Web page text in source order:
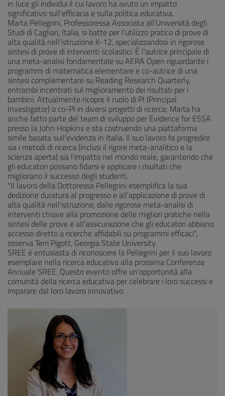
in luce gli individui il cui lavoro ha avuto un impatto
significativo sull'efficacia e sulla politica educativa.
Marta Pellegrini, Professoressa Associata all'Università degli
Studi di Cagliari, Italia, si batte per l'utilizzo pratico di prove di
alta qualità nell'istruzione K-12, specializzandosi in rigorose
sintesi di prove di interventi scolastici. È l'autrice principale di
una meta-analisi fondamentale su AERA Open riguardante i
programmi di matematica elementare e co-autrice di una
sintesi complementare su Reading Research Quarterly,
entrambi incentrati sul miglioramento dei risultati per i
bambini. Attualmente ricopre il ruolo di PI (Principal
Investigator) o co-PI in diversi progetti di ricerca; Marta ha
anche fatto parte del team di sviluppo per Evidence for ESSA
presso la John Hopkins e sta costruendo una piattaforma
simile basata sull'evidenza in Italia. Il suo lavoro fa progredire
sia i metodi di ricerca (inclusi il rigore meta-analitico e la
scienza aperta) sia l'impatto nel mondo reale, garantendo che
gli educatori possano fidarsi e applicare i risultati che
migliorano il successo degli studenti.
"Il lavoro della Dottoressa Pellegrini esemplifica la sua
dedizione duratura al progresso e all'applicazione di prove di
alta qualità nell'istruzione, dalle rigorose meta-analisi di
interventi chiave alla promozione delle migliori pratiche nella
sintesi delle prove e all'assicurazione che gli educatori abbiano
accesso diretto a ricerche affidabili su programmi efficaci",
osserva Terri Pigott, Georgia State University.
SREE è entusiasta di riconoscere la Pellegrini per il suo lavoro
esemplare nella ricerca educativa alla prossima Conferenza
Annuale SREE. Questo evento offre un'opportunità alla
comunità della ricerca educativa per celebrare i loro successi e
imparare dal loro lavoro innovativo.